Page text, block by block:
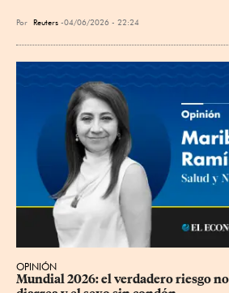
Por Reuters 04/06/2026 - 22:24
OPINIÓN
Mundial 2026: el verdadero riesgo no